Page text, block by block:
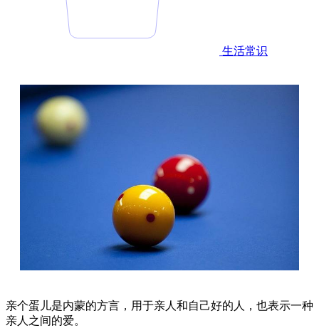
生活常识
亲个蛋儿是内蒙的方言，用于亲人和自己好的人，也表示一种
亲人之间的爱。